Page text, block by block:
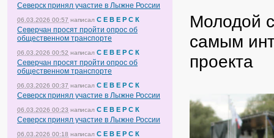
Северск принял участие в Лыжне России
06.03.2026 00:57 написал С Е В Е Р С К
Северчан просят пройти опрос об
общественном транспорте
06.03.2026 00:52 написал С Е В Е Р С К
Северчан просят пройти опрос об
общественном транспорте
06.03.2026 00:37 написал С Е В Е Р С К
Северск принял участие в Лыжне России
06.03.2026 00:23 написал С Е В Е Р С К
Северск принял участие в Лыжне России
06.03.2026 00:18 написал С Е В Е Р С К
Молодой
самым
проекта